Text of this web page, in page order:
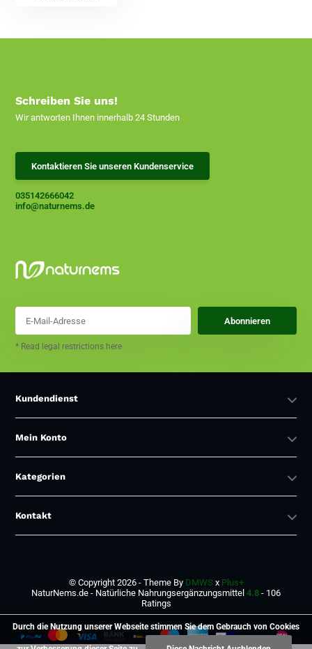
Schreiben Sie uns!
Wir antworten Ihnen innerhalb 24 Stunden
Kontaktieren Sie unseren Kundenservice
035142666042
info@naturnems.de
Abonnieren
* Read legal restrictions here
Kundendienst
Mein Konto
Kategorien
Kontakt
© Copyright 2026 - Theme By DMWS x Plus+
NaturNems.de - Natürliche Nahrungsergänzungsmittel 4.8 - 106
Ratings
Durch die Nutzung unserer Webseite stimmen Sie dem Gebrauch von Cookies